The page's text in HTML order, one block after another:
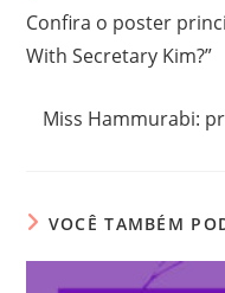
artigos
Confira o poster
With Secretary Kim?”
Miss Hammurabi:
VOCÊ TAMBÉM